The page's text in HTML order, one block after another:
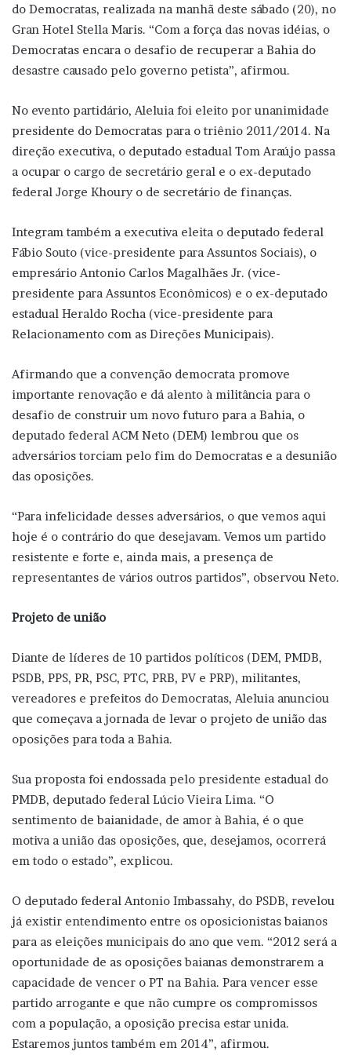
do Democratas, realizada na manhã deste sábado (20), no
Gran Hotel Stella Maris. “Com a força das novas idéias, o
Democratas encara o desafio de recuperar a Bahia do
desastre causado pelo governo petista”, afirmou.
No evento partidário, Aleluia foi eleito por unanimidade
presidente do Democratas para o triênio 2011/2014. Na
direção executiva, o deputado estadual Tom Araújo passa
a ocupar o cargo de secretário geral e o ex-deputado
federal Jorge Khoury o de secretário de finanças.
Integram também a executiva eleita o deputado federal
Fábio Souto (vice-presidente para Assuntos Sociais), o
empresário Antonio Carlos Magalhães Jr. (vice-
presidente para Assuntos Econômicos) e o ex-deputado
estadual Heraldo Rocha (vice-presidente para
Relacionamento com as Direções Municipais).
Afirmando que a convenção democrata promove
importante renovação e dá alento à militância para o
desafio de construir um novo futuro para a Bahia, o
deputado federal ACM Neto (DEM) lembrou que os
adversários torciam pelo fim do Democratas e a desunião
das oposições.
“Para infelicidade desses adversários, o que vemos aqui
hoje é o contrário do que desejavam. Vemos um partido
resistente e forte e, ainda mais, a presença de
representantes de vários outros partidos”, observou Neto.
Projeto de união
Diante de líderes de 10 partidos políticos (DEM, PMDB,
PSDB, PPS, PR, PSC, PTC, PRB, PV e PRP), militantes,
vereadores e prefeitos do Democratas, Aleluia anunciou
que começava a jornada de levar o projeto de união das
oposições para toda a Bahia.
Sua proposta foi endossada pelo presidente estadual do
PMDB, deputado federal Lúcio Vieira Lima. “O
sentimento de baianidade, de amor à Bahia, é o que
motiva a união das oposições, que, desejamos, ocorrerá
em todo o estado”, explicou.
O deputado federal Antonio Imbassahy, do PSDB, revelou
já existir entendimento entre os oposicionistas baianos
para as eleições municipais do ano que vem. “2012 será a
oportunidade de as oposições baianas demonstrarem a
capacidade de vencer o PT na Bahia. Para vencer esse
partido arrogante e que não cumpre os compromissos
com a população, a oposição precisa estar unida.
Estaremos juntos também em 2014”, afirmou.